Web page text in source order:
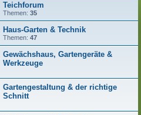
Teichforum
Themen: 35
Haus-Garten & Technik
Themen: 47
Gewächshaus, Gartengeräte &
Werkzeuge
Gartengestaltung & der richtige
Schnitt